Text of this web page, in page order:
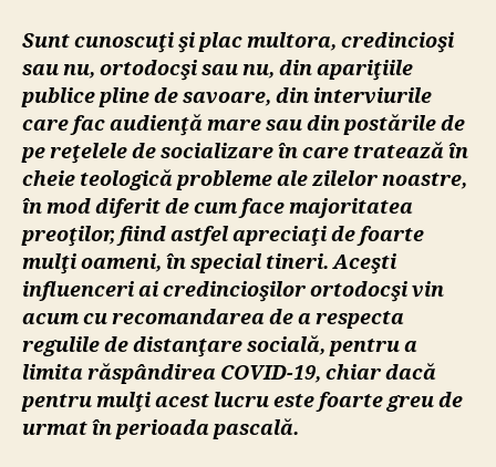
la
Sunt cunoscuţi şi plac multora, credincioşi
sau nu, ortodocşi sau nu, din apariţiile
publice pline de savoare, din interviurile
care fac audienţă mare sau din postările de
pe reţelele de socializare în care tratează în
cheie teologică probleme ale zilelor noastre,
în mod diferit de cum face majoritatea
preoţilor, fiind astfel apreciaţi de foarte
mulţi oameni, în special tineri. Aceşti
influenceri ai credincioşilor ortodocşi vin
acum cu recomandarea de a respecta
regulile de distanţare socială, pentru a
limita răspândirea COVID-19, chiar dacă
pentru mulţi acest lucru este foarte greu de
urmat în perioada pascală.